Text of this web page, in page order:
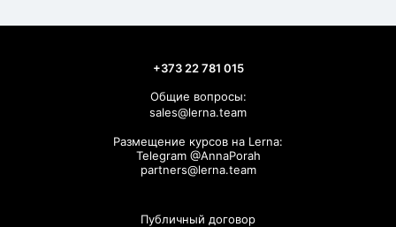
+373 22 781 015
Общие вопросы:
sales@lerna.team
Размещение курсов на Lerna:
Telegram @AnnaPorah
partners@lerna.team
Публичный договор